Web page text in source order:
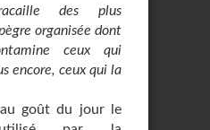
des plus
organisée dont
ceux qui
encore, ceux qui la
goût du jour le